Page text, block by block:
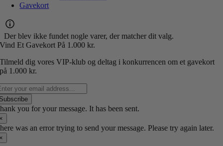
Gavekort
Der blev ikke fundet nogle varer, der matcher dit valg.
Vind Et Gavekort På 1.000 kr.
Tilmeld dig vores VIP-klub og deltag i konkurrencen om et gavekort
på 1.000 kr.
you for your message. It has been sent.
was an error trying to send your message. Please try again later.